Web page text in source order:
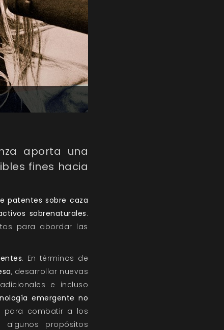
aporta una
fines hacia
patentes sobre caza
sobrenaturales.
para abordar las
. En términos de
, desarrollar nuevas
e incluso
emergente no
para combatir a los
propósitos